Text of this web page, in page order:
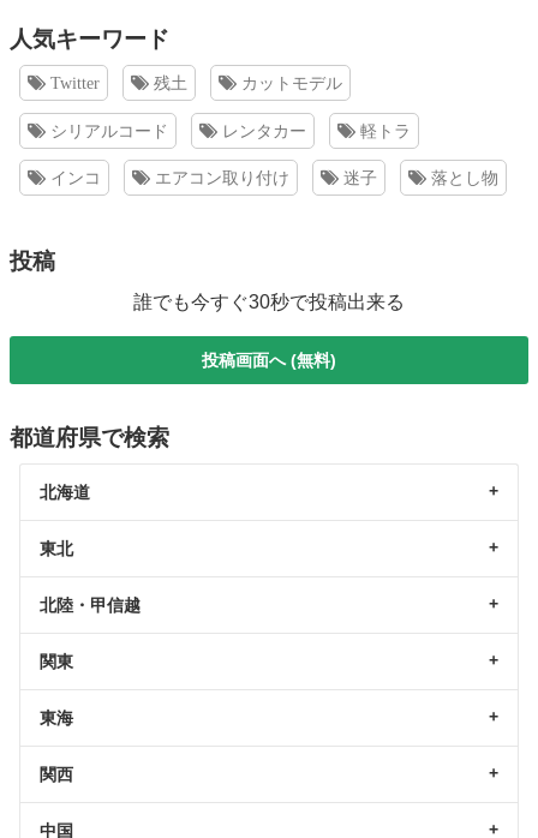
人気キーワード
Twitter 残土 カットモデル
シリアルコード レンタカー 軽トラ
インコ エアコン取り付け 迷子 落とし物
投稿
誰でも今すぐ30秒で投稿出来る
投稿画面へ (無料)
都道府県で検索
北海道
東北
北陸・甲信越
関東
東海
関西
中国